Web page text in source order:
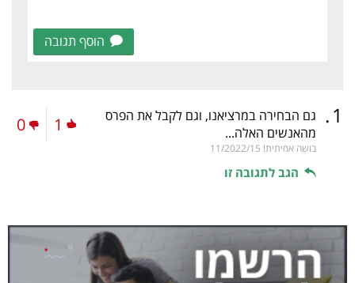
הוסף תגובה
1
. גם הבחירה במרציאנו, וגם לקבל את הפרס
מהאנשים האלה...
בושה אמיתית! 11/2022/15
הגב לתגובה זו
1
0